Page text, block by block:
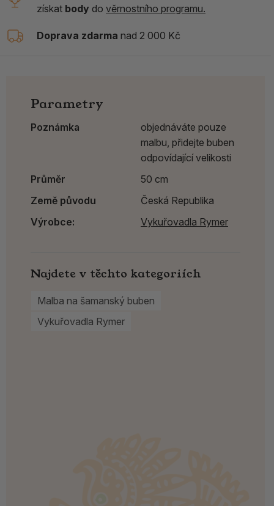
získat body do věrnostního programu.
Doprava zdarma nad 2 000 Kč
Parametry
Poznámka
objednáváte pouze
malbu, přidejte buben
odpovídající velikosti
Průměr
50 cm
Země původu
Česká Republika
Výrobce:
Vykuřovadla Rymer
Najdete v těchto kategoriích
Malba na šamanský buben
Vykuřovadla Rymer